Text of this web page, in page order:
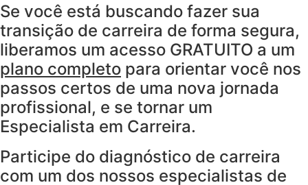
Se você está buscando fazer sua
transição de carreira de forma segura,
liberamos um acesso GRATUITO a um
plano completo para orientar você nos
passos certos de uma nova jornada
profissional, e se tornar um
Especialista em Carreira.
Participe do diagnóstico de carreira
com um dos nossos especialistas de